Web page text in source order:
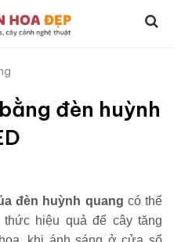
đèn huỳnh
đèn huỳnh quang có thể
hiệu quả để cây tăng